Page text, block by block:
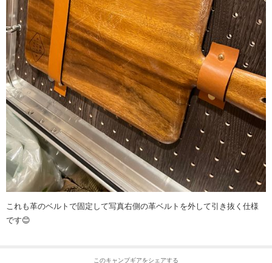
これも革のベルトで固定して写真右側の革ベルトを外して引き抜く仕様
です😊
このキャンプギアをシェアする